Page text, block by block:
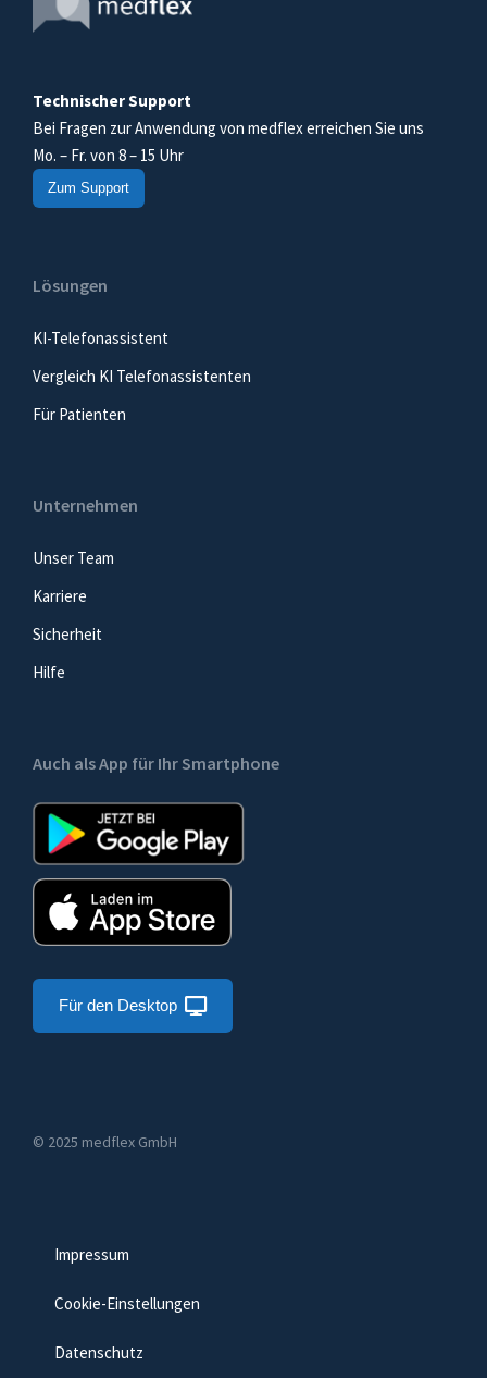
Technischer Support
Bei Fragen zur Anwendung von medflex erreichen Sie uns
Mo. – Fr. von 8 – 15 Uhr
Zum Support
Lösungen
KI-Telefonassistent
Vergleich KI Telefonassistenten
Für Patienten
Unternehmen
Unser Team
Karriere
Sicherheit
Hilfe
Auch als App für Ihr Smartphone
Für den Desktop
© 2025 medflex GmbH
Impressum
Cookie-Einstellungen
Datenschutz